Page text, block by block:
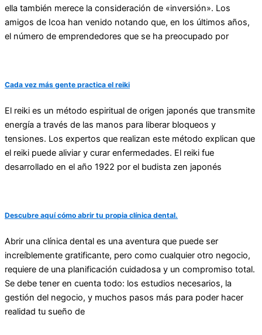
ella también merece la consideración de «inversión». Los
amigos de Icoa han venido notando que, en los últimos años,
el número de emprendedores que se ha preocupado por
Cada vez más gente practica el reiki
El reiki es un método espiritual de origen japonés que transmite
energía a través de las manos para liberar bloqueos y
tensiones. Los expertos que realizan este método explican que
el reiki puede aliviar y curar enfermedades. El reiki fue
desarrollado en el año 1922 por el budista zen japonés
Descubre aquí cómo abrir tu propia clínica dental.
Abrir una clínica dental es una aventura que puede ser
increíblemente gratificante, pero como cualquier otro negocio,
requiere de una planificación cuidadosa y un compromiso total.
Se debe tener en cuenta todo: los estudios necesarios, la
gestión del negocio, y muchos pasos más para poder hacer
realidad tu sueño de